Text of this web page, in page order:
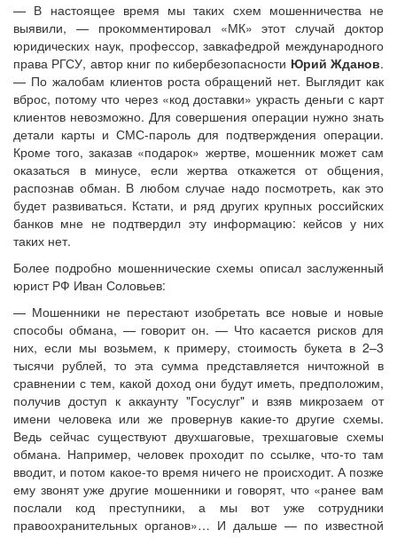
— В настоящее время мы таких схем мошенничества не
выявили, — прокомментировал «МК» этот случай доктор
юридических наук, профессор, завкафедрой международного
права РГСУ, автор книг по кибербезопасности Юрий Жданов.
— По жалобам клиентов роста обращений нет. Выглядит как
вброс, потому что через «код доставки» украсть деньги с карт
клиентов невозможно. Для совершения операции нужно знать
детали карты и СМС-пароль для подтверждения операции.
Кроме того, заказав «подарок» жертве, мошенник может сам
оказаться в минусе, если жертва откажется от общения,
распознав обман. В любом случае надо посмотреть, как это
будет развиваться. Кстати, и ряд других крупных российских
банков мне не подтвердил эту информацию: кейсов у них
таких нет.
Более подробно мошеннические схемы описал заслуженный
юрист РФ Иван Соловьев:
— Мошенники не перестают изобретать все новые и новые
способы обмана, — говорит он. — Что касается рисков для
них, если мы возьмем, к примеру, стоимость букета в 2–3
тысячи рублей, то эта сумма представляется ничтожной в
сравнении с тем, какой доход они будут иметь, предположим,
получив доступ к аккаунту "Госуслуг" и взяв микрозаем от
имени человека или же провернув какие-то другие схемы.
Ведь сейчас существуют двухшаговые, трехшаговые схемы
обмана. Например, человек проходит по ссылке, что-то там
вводит, и потом какое-то время ничего не происходит. А позже
ему звонят уже другие мошенники и говорят, что «ранее вам
послали код преступники, а мы вот уже сотрудники
правоохранительных органов»… И дальше — по известной